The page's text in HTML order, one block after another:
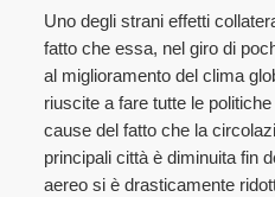
Uno degli strani effetti
fatto che essa, nel giro di
al miglioramento del clima
riuscite a fare tutte le
cause del fatto che la
principali città è diminuita fin
aereo si è drasticamente